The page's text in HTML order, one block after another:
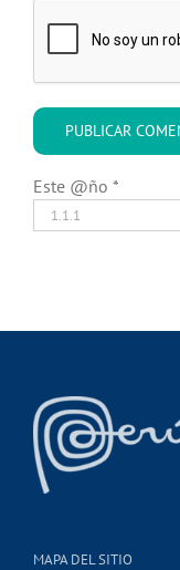
Este @ño *
MAPA DEL SITIO